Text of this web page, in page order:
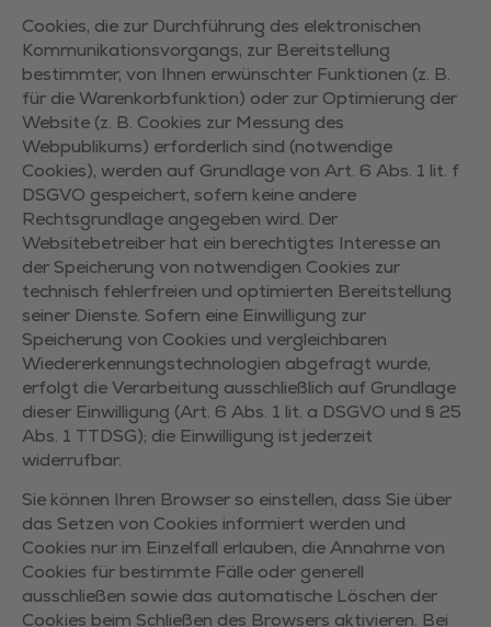
Cookies, die zur Durchführung des elektronischen
Kommunikationsvorgangs, zur Bereitstellung
bestimmter, von Ihnen erwünschter Funktionen (z. B.
für die Warenkorbfunktion) oder zur Optimierung der
Website (z. B. Cookies zur Messung des
Webpublikums) erforderlich sind (notwendige
Cookies), werden auf Grundlage von Art. 6 Abs. 1 lit. f
DSGVO gespeichert, sofern keine andere
Rechtsgrundlage angegeben wird. Der
Websitebetreiber hat ein berechtigtes Interesse an
der Speicherung von notwendigen Cookies zur
technisch fehlerfreien und optimierten Bereitstellung
seiner Dienste. Sofern eine Einwilligung zur
Speicherung von Cookies und vergleichbaren
Wiedererkennungstechnologien abgefragt wurde,
erfolgt die Verarbeitung ausschließlich auf Grundlage
dieser Einwilligung (Art. 6 Abs. 1 lit. a DSGVO und § 25
Abs. 1 TTDSG); die Einwilligung ist jederzeit
widerrufbar.
Sie können Ihren Browser so einstellen, dass Sie über
das Setzen von Cookies informiert werden und
Cookies nur im Einzelfall erlauben, die Annahme von
Cookies für bestimmte Fälle oder generell
ausschließen sowie das automatische Löschen der
Cookies beim Schließen des Browsers aktivieren. Bei